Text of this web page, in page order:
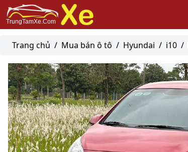
Trang chủ / Mua bán ô tô / Hyundai / i10 /